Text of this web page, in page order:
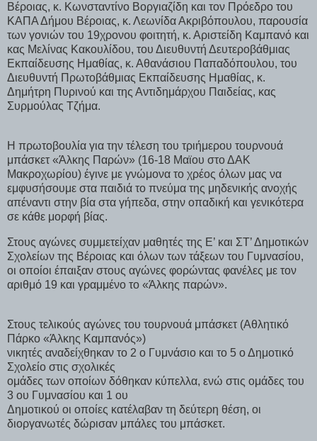
Βέροιας, κ. Κωνσταντίνο Βοργιαζίδη και τον Πρόεδρο του
ΚΑΠΑ Δήμου Βέροιας, κ. Λεωνίδα Ακριβόπουλου, παρουσία
των γονιών του 19χρονου φοιτητή, κ. Αριστείδη Καμπανό και
κας Μελίνας Κακουλίδου, του Διευθυντή Δευτεροβάθμιας
Εκπαίδευσης Ημαθίας, κ. Αθανάσιου Παπαδόπουλου, του
Διευθυντή Πρωτοβάθμιας Εκπαίδευσης Ημαθίας, κ.
Δημήτρη Πυρινού και της Αντιδημάρχου Παιδείας, κας
Συρμούλας Τζήμα.
Η πρωτοβουλία για την τέλεση του τριήμερου τουρνουά
μπάσκετ «Άλκης Παρών» (16-18 Μαϊου στο ΔΑΚ
Μακροχωρίου) έγινε με γνώμονα το χρέος όλων μας να
εμφυσήσουμε στα παιδιά το πνεύμα της μηδενικής ανοχής
απέναντι στην βία στα γήπεδα, στην οπαδική και γενικότερα
σε κάθε μορφή βίας.
Στους αγώνες συμμετείχαν μαθητές της Ε’ και ΣΤ’ Δημοτικών
Σχολείων της Βέροιας και όλων των τάξεων του Γυμνασίου,
οι οποίοι έπαιξαν στους αγώνες φορώντας φανέλες με τον
αριθμό 19 και γραμμένο το «Άλκης παρών».
Στους τελικούς αγώνες του τουρνουά μπάσκετ (Αθλητικό
Πάρκο «Άλκης Καμπανός»)
νικητές αναδείχθηκαν το 2 ο Γυμνάσιο και το 5 ο Δημοτικό
Σχολείο στις σχολικές
ομάδες των οποίων δόθηκαν κύπελλα, ενώ στις ομάδες του
3 ου Γυμνασίου και 1 ου
Δημοτικού οι οποίες κατέλαβαν τη δεύτερη θέση, οι
διοργανωτές δώρισαν μπάλες του μπάσκετ.